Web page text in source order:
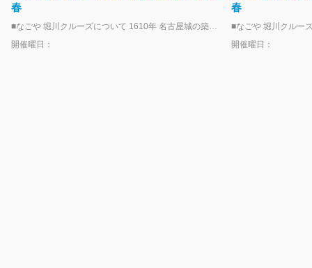
春
■なごや 堀川クルーズについて 1610年 名古屋城の築城とともに誕生した堀川で、「なごや堀川クルーズ」に乗船して水上散歩が楽しめます。 乗船場は、名古屋城正門から徒歩３分「名古屋城前乗船場」と伏見駅徒歩７分「納屋橋乗船場」、2024年秋より就航となった円頓寺商店街や四間道すぐの「五条橋乗船場」の３点を運航します。 運航は、期間中の毎週土曜・日曜・祝日を中心に一部平日を運航します。 乗船場近隣で使えるお得な特典や特別企画などがありますので、名古屋・堀川周辺の観光やグルメ、歴史探訪をぜひお楽しみください！ 詳しくは「なごや堀川クルーズ」専用ウェブサイトをご覧ください https://www.nagoya-horikawa-cruise.jp/ ーーーーーーお子様とご乗船の方へーーーーーー ・未就学児のお子様は、大人１名につき、１人まで無料となります。 ※２人目以降は小人のチケットが必要になります。 ーーーーーーーーー注意事項ーーーーーーーーー ・本プランは周遊プランではなく、片道となりますので予めご了承ください。 ・乗船予約は運航日当日のAM6:00締め切りとなります。それ以降のご乗船につきましては直接お越しくださいませ。 ・天候状況並びに河川の状況次第で運航を中止する場合がございます、予めご了承ください。 ・船内にお手洗いはございません、ご乗船前に予めお済ませいただきますよう、ご協力お願いいたします。 ・ご乗船いただく際にライフジャケットのご着用をお願いしております。 ・当船はバリアフリー適応除外船となりますので予めご了承ください。 ・使用している船舶および船着場に階段や段差がございます。 職員が可能な限りお手伝いしますが、乗船時に安全の確保が難しい場合、ご乗船できないことがございます。
開催曜日：
春
開催曜日：